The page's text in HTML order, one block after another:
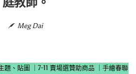
Meg Dai
題、貼圖 7-11 賣場選贊助商品 手繪春聯